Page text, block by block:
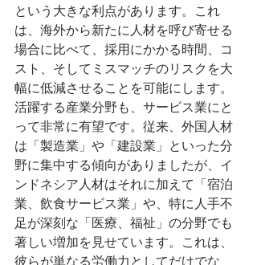
という大きな利点があります。これ
は、海外から新たに人材を呼び寄せる
場合に比べて、採用にかかる時間、コ
スト、そしてミスマッチのリスクを大
幅に低減させることを可能にします。
活躍する産業分野も、サービス業にと
って非常に有望です。従来、外国人材
は「製造業」や「建設業」といった分
野に集中する傾向がありましたが、イ
ンドネシア人材はそれに加えて「宿泊
業、飲食サービス業」や、特に人手不
足が深刻な「医療、福祉」の分野でも
著しい増加を見せています。これは、
彼らが単なる労働力としてだけでな